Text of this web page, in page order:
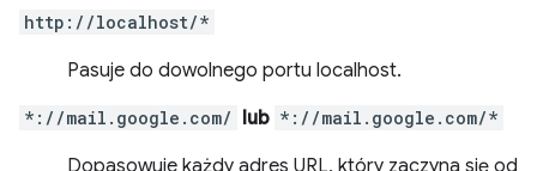
http://localhost/*
Pasuje do dowolnego portu localhost.
*://mail.google.com/ lub *://mail.google.com/*
Dopasowuje każdy adres URL, który zaczyna się od